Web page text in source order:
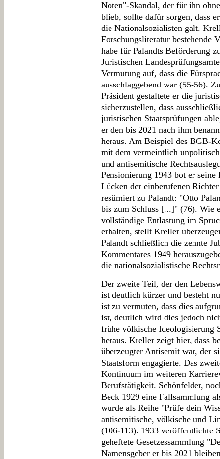
Noten"-Skandal, der für ihn
blieb, sollte dafür sorgen, dass
die Nationalsozialisten galt.
Forschungsliteratur bestehende
habe für Palandts Beförderung
Juristischen
Vermutung auf, dass die
ausschlaggebend war (55-56).
Präsident gestaltete er die
sicherzustellen, dass
juristischen Staatsprüfungen
er den bis 2021 nach ihm
heraus. Am Beispiel des BGB-
mit dem vermeintlich
und antisemitische
Pensionierung 1943 bot er
Lücken der einberufenen
resümiert zu Palandt: "Otto
bis zum Schluss [...]" (76). Wie
vollständige Entlastung im
erhalten, stellt Kreller
Palandt schließlich die zehnte
Kommentares 1949
die nationalsozialistische
Der zweite Teil, der den
ist deutlich kürzer und besteht
ist zu vermuten, dass dies
ist, deutlich wird dies jedoch
frühe völkische Ideologisierung
heraus. Kreller zeigt hier, dass
überzeugter Antisemit war, der
Staatsform engagierte. Das
Kontinuum im weiteren
Berufstätigkeit. Schönfelder,
Beck 1929 eine Fallsammlung
wurde als Reihe "Prüfe dein
antisemitische, völkische und
(106-113). 1933 veröffentlichte
geheftete Gesetzessammlung
Namensgeber er bis 2021